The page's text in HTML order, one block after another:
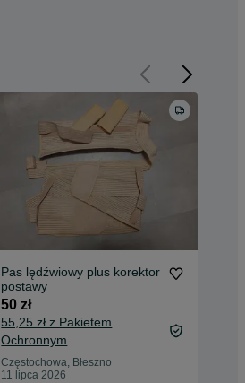
Pas lędźwiowy plus korektor
postawy
50 zł
55,25 zł z Pakietem
Ochronnym
Częstochowa, Błeszno
11 lipca 2026